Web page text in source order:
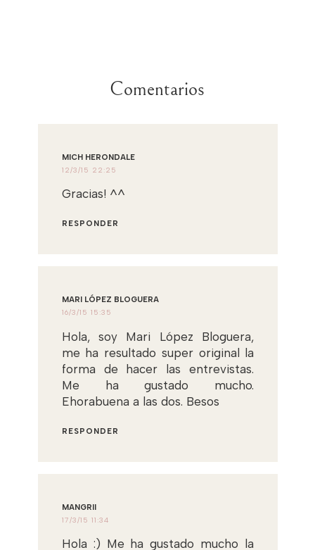
Comentarios
MICH HERONDALE
12/3/15 22:25
Gracias! ^^
RESPONDER
MARI LÓPEZ BLOGUERA
16/3/15 15:35
Hola, soy Mari López Bloguera,
me ha resultado super original la
forma de hacer las entrevistas.
Me ha gustado mucho.
Ehorabuena a las dos. Besos
RESPONDER
MANGRII
17/3/15 11:34
Hola :) Me ha gustado mucho la